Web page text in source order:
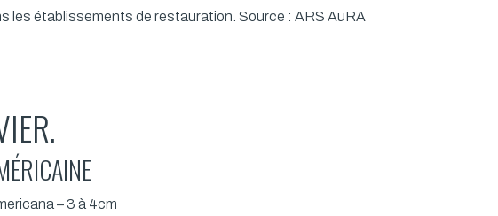
les établissements de restauration.Source : ARS AuRA
– 3 à 4cm